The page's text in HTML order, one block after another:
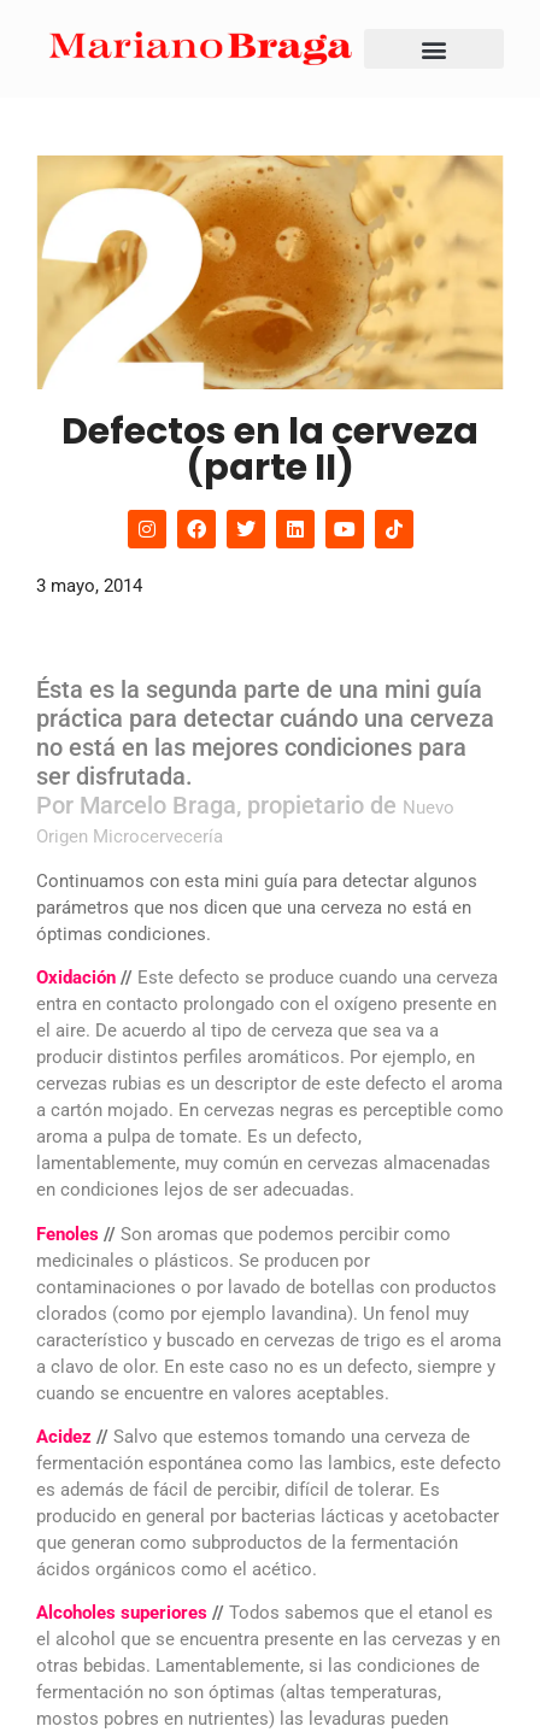
Defectos en la cerveza
(parte II)
3 mayo, 2014
Ésta es la segunda parte de una mini guía
práctica para detectar cuándo una cerveza
no está en las mejores condiciones para
ser disfrutada.
Por Marcelo Braga, propietario de Nuevo
Origen Microcervecería
Continuamos con esta mini guía para detectar algunos
parámetros que nos dicen que una cerveza no está en
óptimas condiciones.
Oxidación // Este defecto se produce cuando una cerveza
entra en contacto prolongado con el oxígeno presente en
el aire. De acuerdo al tipo de cerveza que sea va a
producir distintos perfiles aromáticos. Por ejemplo, en
cervezas rubias es un descriptor de este defecto el aroma
a cartón mojado. En cervezas negras es perceptible como
aroma a pulpa de tomate. Es un defecto,
lamentablemente, muy común en cervezas almacenadas
en condiciones lejos de ser adecuadas.
Fenoles // Son aromas que podemos percibir como
medicinales o plásticos. Se producen por
contaminaciones o por lavado de botellas con productos
clorados (como por ejemplo lavandina). Un fenol muy
característico y buscado en cervezas de trigo es el aroma
a clavo de olor. En este caso no es un defecto, siempre y
cuando se encuentre en valores aceptables.
Acidez // Salvo que estemos tomando una cerveza de
fermentación espontánea como las lambics, este defecto
es además de fácil de percibir, difícil de tolerar. Es
producido en general por bacterias lácticas y acetobacter
que generan como subproductos de la fermentación
ácidos orgánicos como el acético.
Alcoholes superiores // Todos sabemos que el etanol es
el alcohol que se encuentra presente en las cervezas y en
otras bebidas. Lamentablemente, si las condiciones de
fermentación no son óptimas (altas temperaturas,
mostos pobres en nutrientes) las levaduras pueden